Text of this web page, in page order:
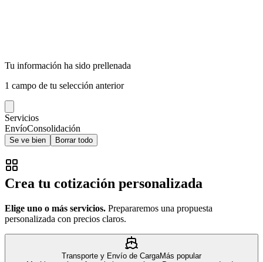
Tu información ha sido prellenada
1 campo de tu selección anterior
Servicios
EnvíoConsolidación
Se ve bien Borrar todo
Crea tu cotización personalizada
Elige uno o más servicios. Prepararemos una propuesta
personalizada con precios claros.
Transporte y Envío de CargaMás popular